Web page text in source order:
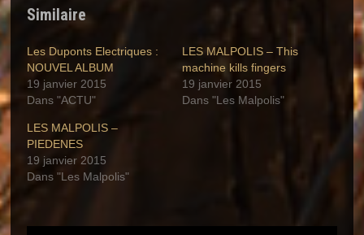
Similaire
Les Duponts Electriques :
NOUVEL ALBUM
19 janvier 2015
Dans "ACTU"
LES MALPOLIS – This
machine kills fingers
19 janvier 2015
Dans "Les Malpolis"
LES MALPOLIS –
PIEDENES
19 janvier 2015
Dans "Les Malpolis"